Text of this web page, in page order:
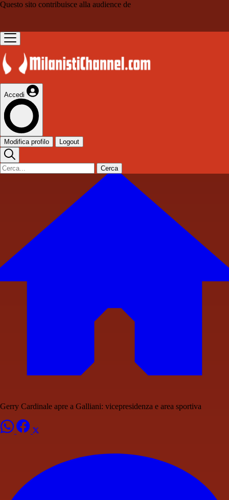
Questo sito contribuisce alla audience de
Accedi
Modifica profilo Logout
Cerca
Gerry Cardinale apre a Galliani: vicepresidenza e area sportiva